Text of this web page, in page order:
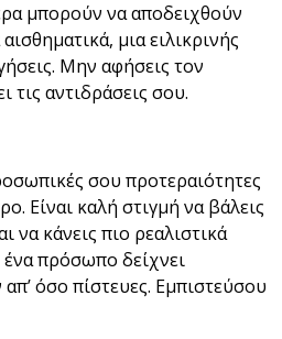
μπορούν να αποδειχθούν
μια ειλικρινής
Μην αφήσεις τον
τις αντιδράσεις σου.
σου προτεραιότητες
Είναι καλή στιγμή να βάλεις
να κάνεις πιο ρεαλιστικά
πρόσωπο δείχνει
όσο πίστευες. Εμπιστεύσου